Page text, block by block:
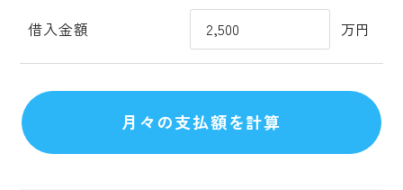
借入金額 万円